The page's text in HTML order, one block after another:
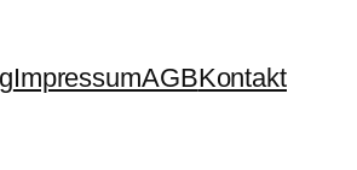
ImpressumAGBKontakt